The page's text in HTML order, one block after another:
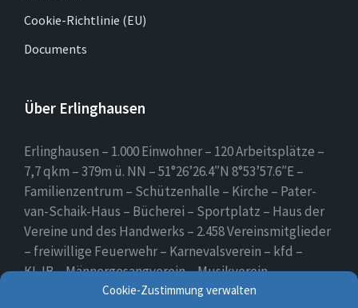
Cookie-Zustimmung verwalten
Cookie-Richtlinie (EU)
Documents
Über Erlinghausen
Erlinghausen – 1.000 Einwohner – 120 Arbeitsplätze –
7,7 qkm – 379m ü. NN – 51°26’26.4″N 8°53’57.6″E –
Familienzentrum – Schützenhalle – Kirche – Pater-
van-Schaik-Haus – Bücherei – Sportplatz – Haus der
Vereine und des Handwerks – 2.458 Vereinsmitglieder
– freiwillige Feuerwehr – Karnevalsverein – kfd –
KLJB – Männergesangverein – Musikverein –
Schützenverein – Sportverein – Use Erlingsen – das